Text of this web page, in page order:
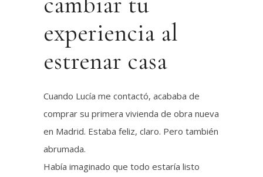
experiencia al
estrenar casa
Cuando Lucía me contactó, acababa de
comprar su primera vivienda de obra nueva
en Madrid. Estaba feliz, claro. Pero también
abrumada.
Había imaginado que todo estaría listo